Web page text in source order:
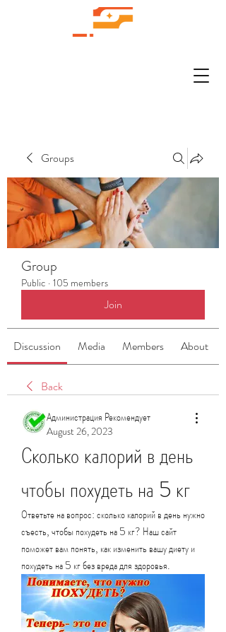
Groups
Group
Public · 105 members
Join
Discussion Media Members About
Back
Администрация Рекомендует
August 26, 2023
Сколько калорий в день
чтобы похудеть на 5 кг
Ответьте на вопрос: сколько калорий в день нужно
съесть, чтобы похудеть на 5 кг? Наш сайт
поможет вам понять, как изменить вашу диету и
похудеть на 5 кг без вреда для здоровья.